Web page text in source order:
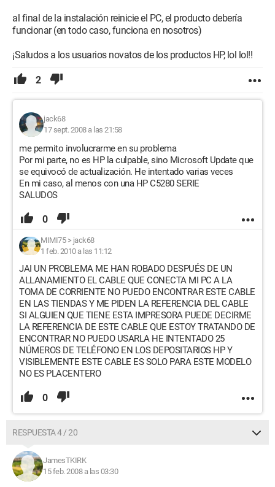
al final de la instalación reinicie el PC, el producto debería
funcionar (en todo caso, funciona en nosotros)
¡Saludos a los usuarios novatos de los productos HP, lol lol!!
2
jack68
17 sept. 2008 a las 21:58
me permito involucrarme en su problema
Por mi parte, no es HP la culpable, sino Microsoft Update que
se equivocó de actualización. He intentado varias veces
En mi caso, al menos con una HP C5280 SERIE
SALUDOS
0
MIMI75> jack68
1 feb. 2010 a las 11:12
JAI UN PROBLEMA ME HAN ROBADO DESPUÉS DE UN
ALLANAMIENTO EL CABLE QUE CONECTA MI PC A LA
TOMA DE CORRIENTE NO PUEDO ENCONTRAR ESTE CABLE
EN LAS TIENDAS Y ME PIDEN LA REFERENCIA DEL CABLE
SI ALGUIEN QUE TIENE ESTA IMPRESORA PUEDE DECIRME
LA REFERENCIA DE ESTE CABLE QUE ESTOY TRATANDO DE
ENCONTRAR NO PUEDO USARLA HE INTENTADO 25
NÚMEROS DE TELÉFONO EN LOS DEPOSITARIOS HP Y
VISIBLEMENTE ESTE CABLE ES SOLO PARA ESTE MODELO
NO ES PLACENTERO
0
RESPUESTA 4 / 20
JamesTKIRK
15 feb. 2008 a las 03:30